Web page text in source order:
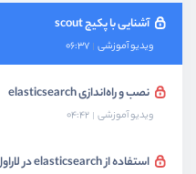
آشنایی با پکیج scout
ویدیو آموزشی 06:37
نصب و راه‌اندازی elasticsearch
ویدیو آموزشی 04:42
استفاده از elasticsearch در لاراول